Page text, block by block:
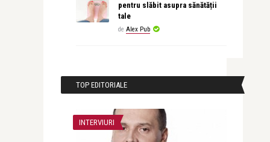
pentru slăbit asupra sănătății
tale
de Alex Pub
TOP EDITORIALE
INTERVIURI